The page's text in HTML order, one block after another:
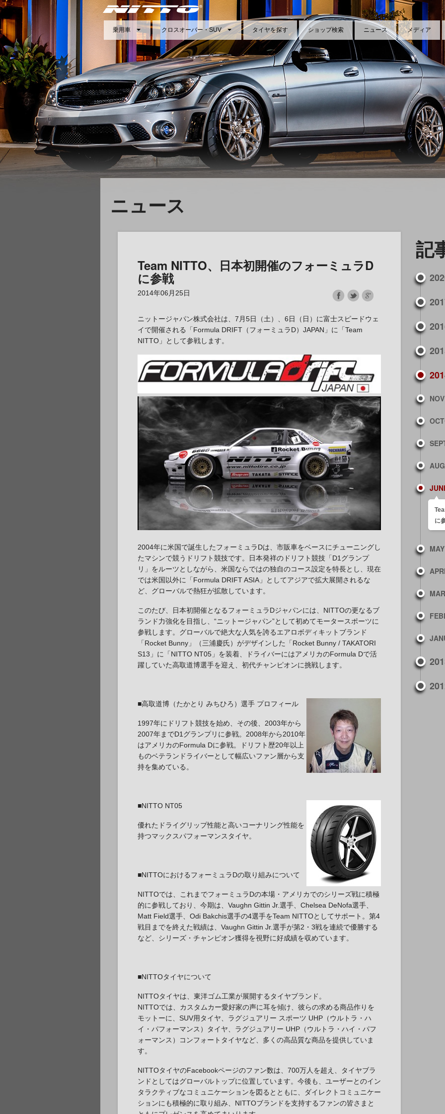
乗用車 クロスオーバー・SUV タイヤを探す ショップ検索 ニュース メディア
ニュース
記
に
MAY
Team NITTO、日本初開催のフォーミュラD
に参戦
2014年06月25日
ニットージャパン株式会社は、7月5日（土）、6日（日）に富士スピードウェ
イで開催される「Formula DRIFT（フォーミュラD）JAPAN」に「Team
NITTO」として参戦します。
2004年に米国で誕生したフォーミュラDは、市販車をベースにチューニングし
たマシンで競うドリフト競技です。日本発祥のドリフト競技「D1グランプ
リ」をルーツとしながら、米国ならではの独自のコース設定を特長とし、現在
では米国以外に「Formula DRIFT ASIA」としてアジアで拡大展開されるな
ど、グローバルで熱狂が拡散しています。
このたび、日本初開催となるフォーミュラDジャパンには、NITTOの更なるブ
ランド力強化を目指し、“ニットージャパン”として初めてモータースポーツに
参戦します。グローバルで絶大な人気を誇るエアロボディキットブランド
「Rocket Bunny」（三浦慶氏）がデザインした「Rocket Bunny / TAKATORI
S13」に「NITTO NT05」を装着、ドライバーにはアメリカのFormula Dで活
躍していた高取道博選手を迎え、初代チャンピオンに挑戦します。
■高取道博（たかとり みちひろ）選手 プロフィール
1997年にドリフト競技を始め、その後、2003年から
2007年までD1グランプリに参戦。2008年から2010年
はアメリカのFormula Dに参戦。ドリフト歴20年以上
ものベテランドライバーとして幅広いファン層から支
持を集めている。
■NITTO NT05
優れたドライグリップ性能と高いコーナリング性能を
持つマックスパフォーマンスタイヤ。
■NITTOにおけるフォーミュラDの取り組みについて
NITTOでは、これまでフォーミュラDの本場・アメリカでのシリーズ戦に積極
的に参戦しており、今期は、Vaughn Gittin Jr.選手、Chelsea DeNofa選手、
Matt Field選手、Odi Bakchis選手の4選手をTeam NITTOとしてサポート。第4
戦目までを終えた戦績は、Vaughn Gittin Jr.選手が第2・3戦を連続で優勝する
など、シリーズ・チャンピオン獲得を視野に好成績を収めています。
■NITTOタイヤについて
NITTOタイヤは、東洋ゴム工業が展開するタイヤブランド。
NITTOでは、カスタムカー愛好家の声に耳を傾け、彼らの求める商品作りを
モットーに、SUV用タイヤ、ラグジュアリー スポーツ UHP（ウルトラ・ハ
イ・パフォーマンス）タイヤ、ラグジュアリー UHP（ウルトラ・ハイ・パフ
ォーマンス）コンフォートタイヤなど、多くの高品質な商品を提供していま
す。
NITTOタイヤのFacebookページのファン数は、700万人を超え、タイヤブラ
ンドとしてはグローバルトップに位置しています。今後も、ユーザーとのイン
タラクティブなコミュニケーションを図るとともに、ダイレクトコミュニケー
ションにも積極的に取り組み、NITTOブランドを支持するファンの皆さまと